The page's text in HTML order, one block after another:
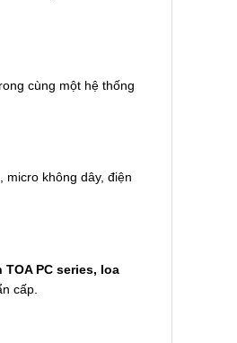
cùng một hệ thống
micro không dây, điện
TOA PC series, loa
cấp.